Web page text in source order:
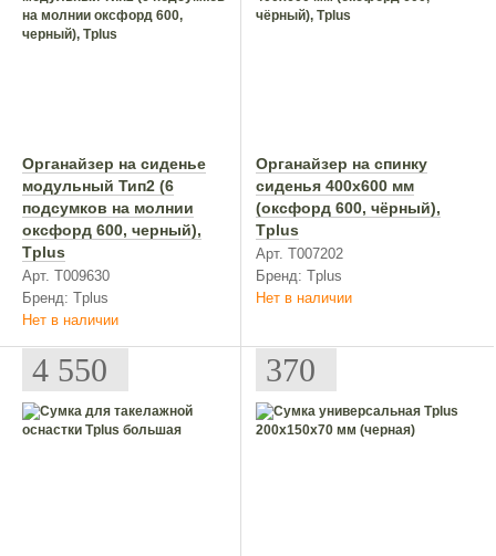
Органайзер на сиденье
модульный Тип2 (6
подсумков на молнии
оксфорд 600, черный),
Tplus
Арт. T009630
Бренд: Tplus
Нет в наличии
Органайзер на спинку
сиденья 400х600 мм
(оксфорд 600, чёрный),
Tplus
Арт. T007202
Бренд: Tplus
Нет в наличии
4 550 370